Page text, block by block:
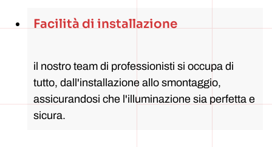
Facilità di installazione
il nostro team di professionisti si occupa di
tutto, dall'installazione allo smontaggio,
assicurandosi che l'illuminazione sia perfetta e
sicura.